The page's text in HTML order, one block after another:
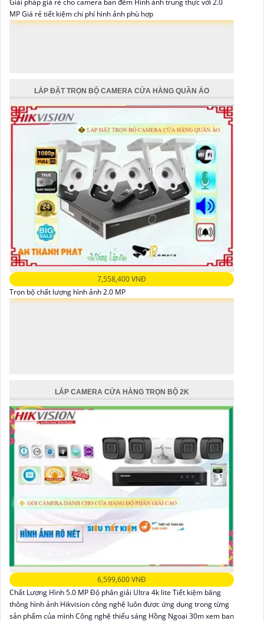
Giải pháp giá rẻ cho camera ban đêm Hình ảnh trung thực với 2.0
MP Giá rẻ tiết kiệm chi phí hình ảnh phù hợp
LẮP ĐẶT TRỌN BỘ CAMERA CỬA HÀNG QUẦN ÁO
7,558,400 VNĐ
Trọn bộ chất lượng hình ảnh 2.0 MP
LẮP CAMERA CỬA HÀNG TRỌN BỘ 2K
6,599,600 VNĐ
Chất Lượng Hình 5.0 MP Độ phân giải Ultra 4k lite Tiết kiệm băng
thông hình ảnh Hikvision công nghệ luôn được ứng dụng trong từng
sản phẩm của mình Công nghệ thiếu sáng Hồng Ngoại 30m xem ban